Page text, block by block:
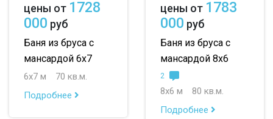
цены от 1728
000 руб
Баня из бруса с
мансардой 6х7
6х7 м
70 кв.м.
Подробнее
цены от 1783
000 руб
Баня из бруса с
мансардой 8х6
2
8х6 м
80 кв.м.
Подробнее